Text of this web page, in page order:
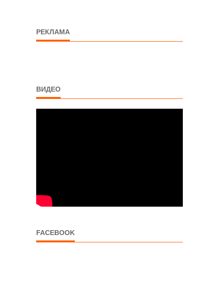
РЕКЛАМА
ВИДЕО
FACEBOOK